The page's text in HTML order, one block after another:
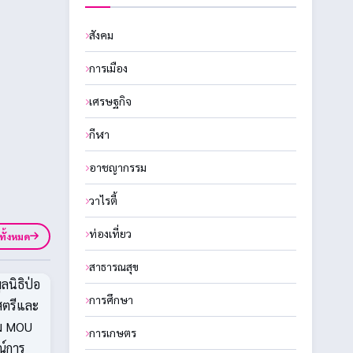
งหมด
สังคม
การเมือง
เศรษฐกิจ
กีฬา
อาชญากรรม
วาไรตี้
ท่องเที่ยว
สาธารณสุข
การศึกษา
การเกษตร